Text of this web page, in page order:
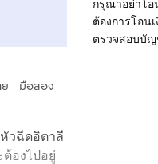
มือสอง
วฉีดอิตาลี
ต้องไปอยู่
กรุณาอย่าโอ
ต้องการโอน
ตรวจสอบบั